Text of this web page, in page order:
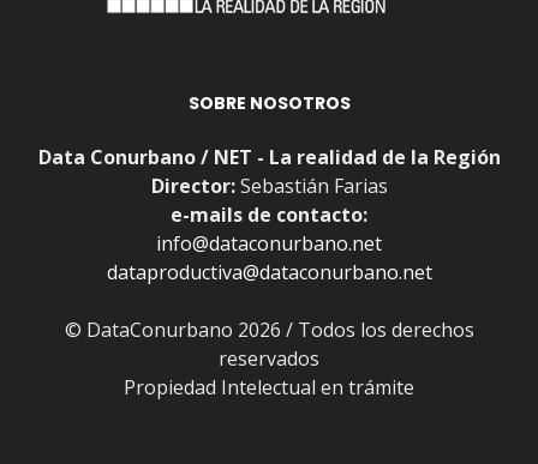
SOBRE NOSOTROS
Data Conurbano / NET - La realidad de la Región
Director:Sebastián Farias
e-mails de contacto:
info@dataconurbano.net
dataproductiva@dataconurbano.net
© DataConurbano 2026 / Todos los derechos
reservados
Propiedad Intelectual en trámite